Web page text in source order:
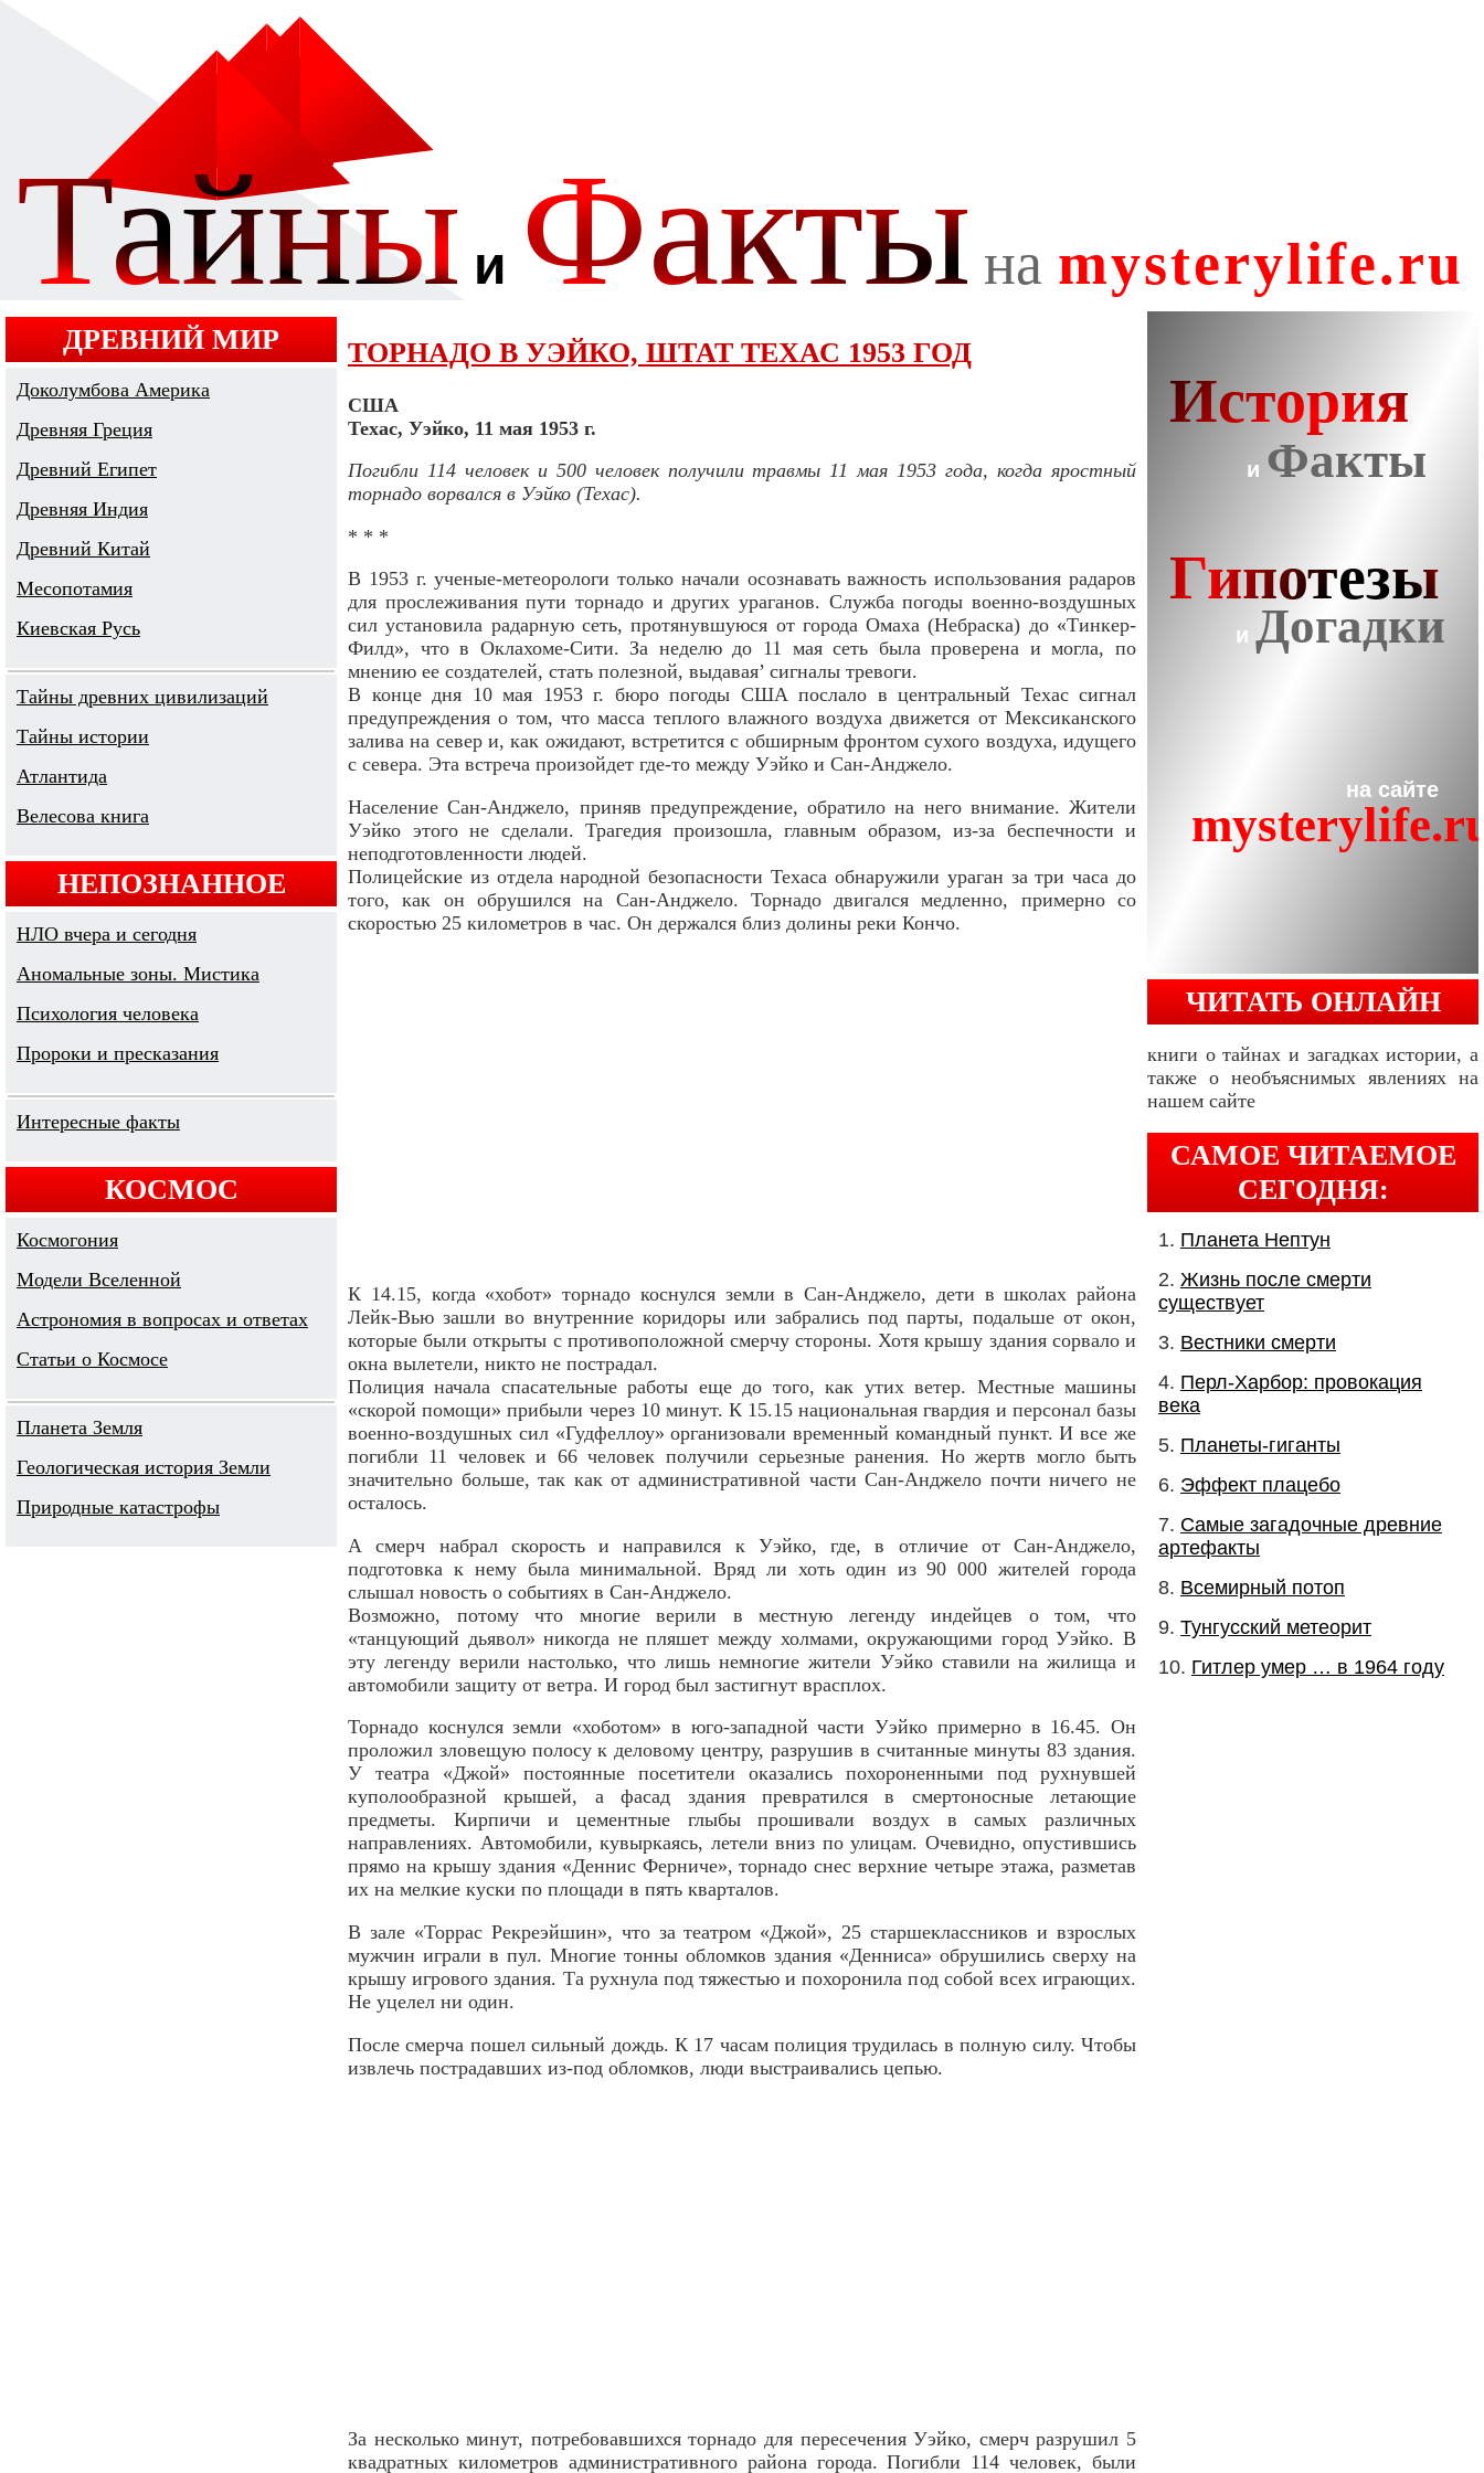
ДРЕВНИЙ МИР
Доколумбова Америка
Древняя Греция
Древний Египет
Древняя Индия
Древний Китай
Месопотамия
Киевская Русь
Тайны древних цивилизаций
Тайны истории
Атлантида
Велесова книга
НЕПОЗНАННОЕ
НЛО вчера и сегодня
Аномальные зоны. Мистика
Психология человека
Пророки и пресказания
Интересные факты
КОСМОС
Космогония
Модели Вселенной
Астрономия в вопросах и ответах
Cтатьи о Космосе
Планета Земля
Геологическая история Земли
Природные катастрофы
ТОРНАДО В УЭЙКО, ШТАТ ТЕХАС 1953 ГОД
США
Техас, Уэйко, 11 мая 1953 г.
Погибли 114 человек и 500 человек получили травмы 11 мая 1953 года, когда яростный
торнадо ворвался в Уэйко (Техас).
* * *
В 1953 г. ученые-метеорологи только начали осознавать важность использования радаров
для прослеживания пути торнадо и других ураганов. Служба погоды военно-воздушных
сил установила радарную сеть, протянувшуюся от города Омаха (Небраска) до «Тинкер-
Филд», что в Оклахоме-Сити. За неделю до 11 мая сеть была проверена и могла, по
мнению ее создателей, стать полезной, выдавая’ сигналы тревоги.
В конце дня 10 мая 1953 г. бюро погоды США послало в центральный Техас сигнал
предупреждения о том, что масса теплого влажного воздуха движется от Мексиканского
залива на север и, как ожидают, встретится с обширным фронтом сухого воздуха, идущего
с севера. Эта встреча произойдет где-то между Уэйко и Сан-Анджело.
Население Сан-Анджело, приняв предупреждение, обратило на него внимание. Жители
Уэйко этого не сделали. Трагедия произошла, главным образом, из-за беспечности и
неподготовленности людей.
Полицейские из отдела народной безопасности Техаса обнаружили ураган за три часа до
того, как он обрушился на Сан-Анджело. Торнадо двигался медленно, примерно со
скоростью 25 километров в час. Он держался близ долины реки Кончо.
К 14.15, когда «хобот» торнадо коснулся земли в Сан-Анджело, дети в школах района
Лейк-Вью зашли во внутренние коридоры или забрались под парты, подальше от окон,
которые были открыты с противоположной смерчу стороны. Хотя крышу здания сорвало и
окна вылетели, никто не пострадал.
Полиция начала спасательные работы еще до того, как утих ветер. Местные машины
«скорой помощи» прибыли через 10 минут. К 15.15 национальная гвардия и персонал базы
военно-воздушных сил «Гудфеллоу» организовали временный командный пункт. И все же
погибли 11 человек и 66 человек получили серьезные ранения. Но жертв могло быть
значительно больше, так как от административной части Сан-Анджело почти ничего не
осталось.
А смерч набрал скорость и направился к Уэйко, где, в отличие от Сан-Анджело,
подготовка к нему была минимальной. Вряд ли хоть один из 90 000 жителей города
слышал новость о событиях в Сан-Анджело.
Возможно, потому что многие верили в местную легенду индейцев о том, что
«танцующий дьявол» никогда не пляшет между холмами, окружающими город Уэйко. В
эту легенду верили настолько, что лишь немногие жители Уэйко ставили на жилища и
автомобили защиту от ветра. И город был застигнут врасплох.
Торнадо коснулся земли «хоботом» в юго-западной части Уэйко примерно в 16.45. Он
проложил зловещую полосу к деловому центру, разрушив в считанные минуты 83 здания.
У театра «Джой» постоянные посетители оказались похороненными под рухнувшей
куполообразной крышей, а фасад здания превратился в смертоносные летающие
предметы. Кирпичи и цементные глыбы прошивали воздух в самых различных
направлениях. Автомобили, кувыркаясь, летели вниз по улицам. Очевидно, опустившись
прямо на крышу здания «Деннис Ферниче», торнадо снес верхние четыре этажа, разметав
их на мелкие куски по площади в пять кварталов.
В зале «Торрас Рекреэйшин», что за театром «Джой», 25 старшеклассников и взрослых
мужчин играли в пул. Многие тонны обломков здания «Денниса» обрушились сверху на
крышу игрового здания. Та рухнула под тяжестью и похоронила под собой всех играющих.
Не уцелел ни один.
После смерча пошел сильный дождь. К 17 часам полиция трудилась в полную силу. Чтобы
извлечь пострадавших из-под обломков, люди выстраивались цепью.
За несколько минут, потребовавшихся торнадо для пересечения Уэйко, смерч разрушил 5
квадратных километров административного района города. Погибли 114 человек, были
ЧИТАТЬ ОНЛАЙН
книги о тайнах и загадках истории, а
также о необъяснимых явлениях на
нашем сайте
САМОЕ ЧИТАЕМОЕ
СЕГОДНЯ:
Планета Нептун
Жизнь после смерти
существует
Вестники смерти
Перл-Харбор: провокация
века
Планеты-гиганты
Эффект плацебо
Самые загадочные древние
артефакты
Всемирный потоп
Тунгусский метеорит
Гитлер умер … в 1964 году